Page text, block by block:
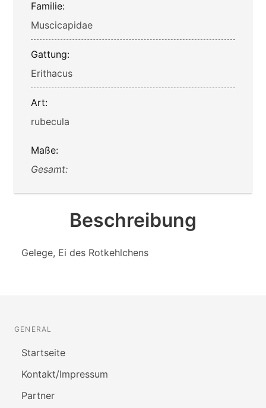
Familie:
Muscicapidae
Gattung:
Erithacus
Art:
rubecula
Maße:
Gesamt:
Beschreibung
Gelege, Ei des Rotkehlchens
GENERAL
Startseite
Kontakt/Impressum
Partner